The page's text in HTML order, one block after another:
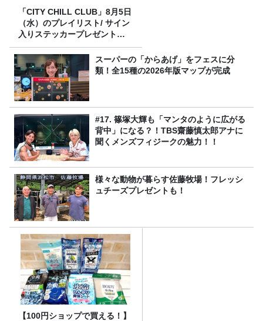
「CITY CHILL CLUB」8月5日
（水）のプレイリスト/ サイン
入りステッカープレゼント有
り
スーパーの「からあげ」をフェスに分
類！全15種の2026年版マップが完成
#17. 篠塚大輝も「マンタのように広がる
背中」になる？！TBS齋藤慎太郎アナに
聞くメンズフィジークの魅力！！
様々な動物が暮らす佐藤牧場！フレッシ
ュチーズプレゼントも！
【100円ショップで買える！】